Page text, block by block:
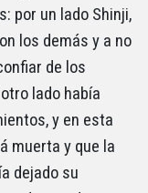
por un lado Shinji,
los demás y a no
de los
lado había
y en esta
muerta y que la
dejado su